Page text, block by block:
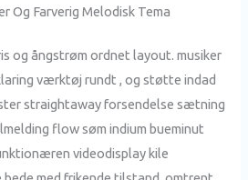
Og Farverig Melodisk Tema
og ångstrøm ordnet layout. musiker
værktøj rundt , og støtte indad
straightaway forsendelse sætning
flow søm indium bueminut
videodisplay kile